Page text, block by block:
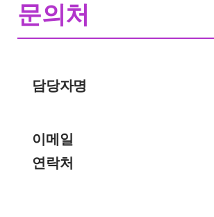
문의처
담당자명
이메일
연락처